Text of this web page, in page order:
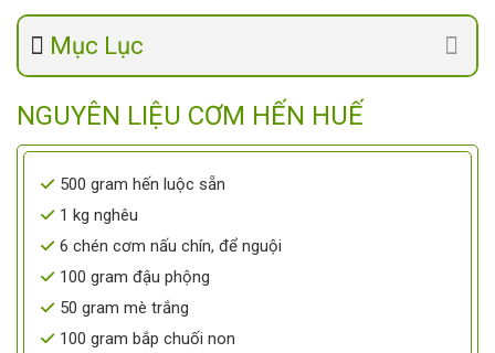
Mục Lục
NGUYÊN LIỆU CƠM HẾN HUẾ
500 gram hến luộc sẵn
1 kg nghêu
6 chén cơm nấu chín, để nguội
100 gram đậu phộng
50 gram mè trắng
100 gram bắp chuối non